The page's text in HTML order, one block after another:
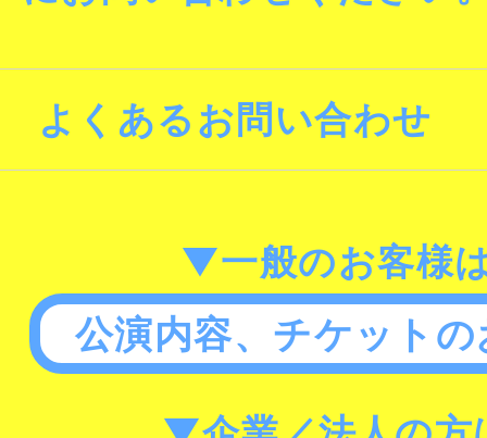
よくあるお問い合わせ
▼一般のお客様
公演内容、チケット